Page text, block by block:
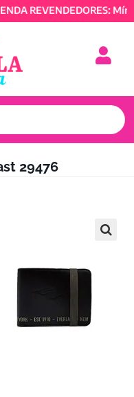
REVENDEDORES:
29476